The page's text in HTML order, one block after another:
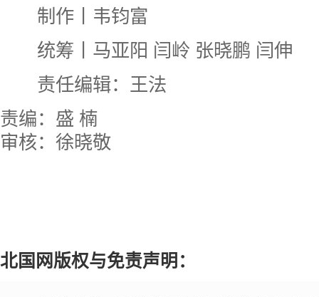
制作丨韦钧富
统筹丨马亚阳 闫岭 张晓鹏 闫伸
责任编辑：王法
责编：盛 楠
审核：徐晓敬
北国网版权与免责声明：